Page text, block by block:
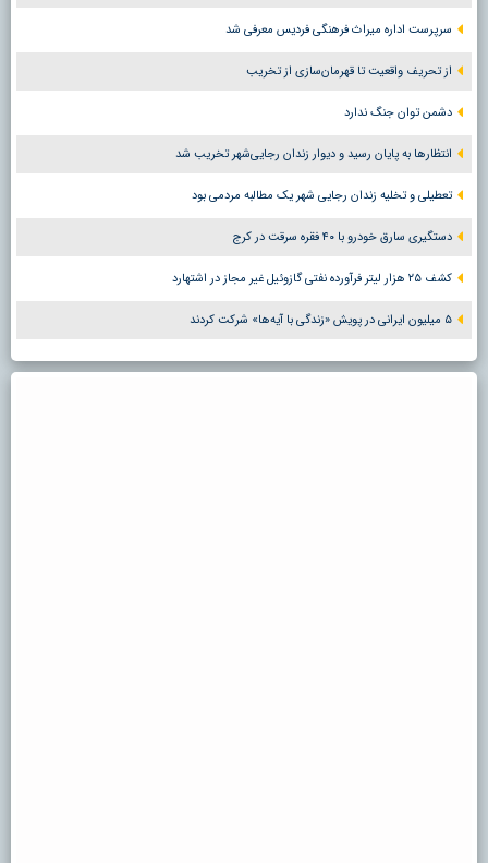
سرپرست اداره میراث فرهنگی فردیس معرفی شد
از تحریف واقعیت تا قهرمان‌سازی از تخریب
دشمن توان جنگ ندارد
انتظارها به پایان رسید و دیوار زندان رجایی‌شهر تخریب شد
تعطیلی و تخلیه زندان رجایی شهر یک مطالبه مردمی بود
دستگیری سارق خودرو با ۴۰ فقره سرقت در کرج
کشف ۲۵ هزار لیتر فرآورده نفتی گازوئیل غیر مجاز در اشتهارد
۵ میلیون ایرانی در پویش «زندگی با آیه‌ها» شرکت کردند